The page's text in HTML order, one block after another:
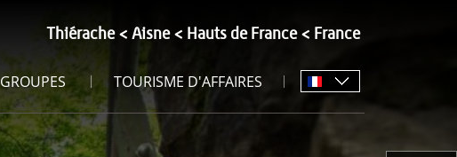
Thiérache Aisne Hauts de France France
GROUPES TOURISME D'AFFAIRES